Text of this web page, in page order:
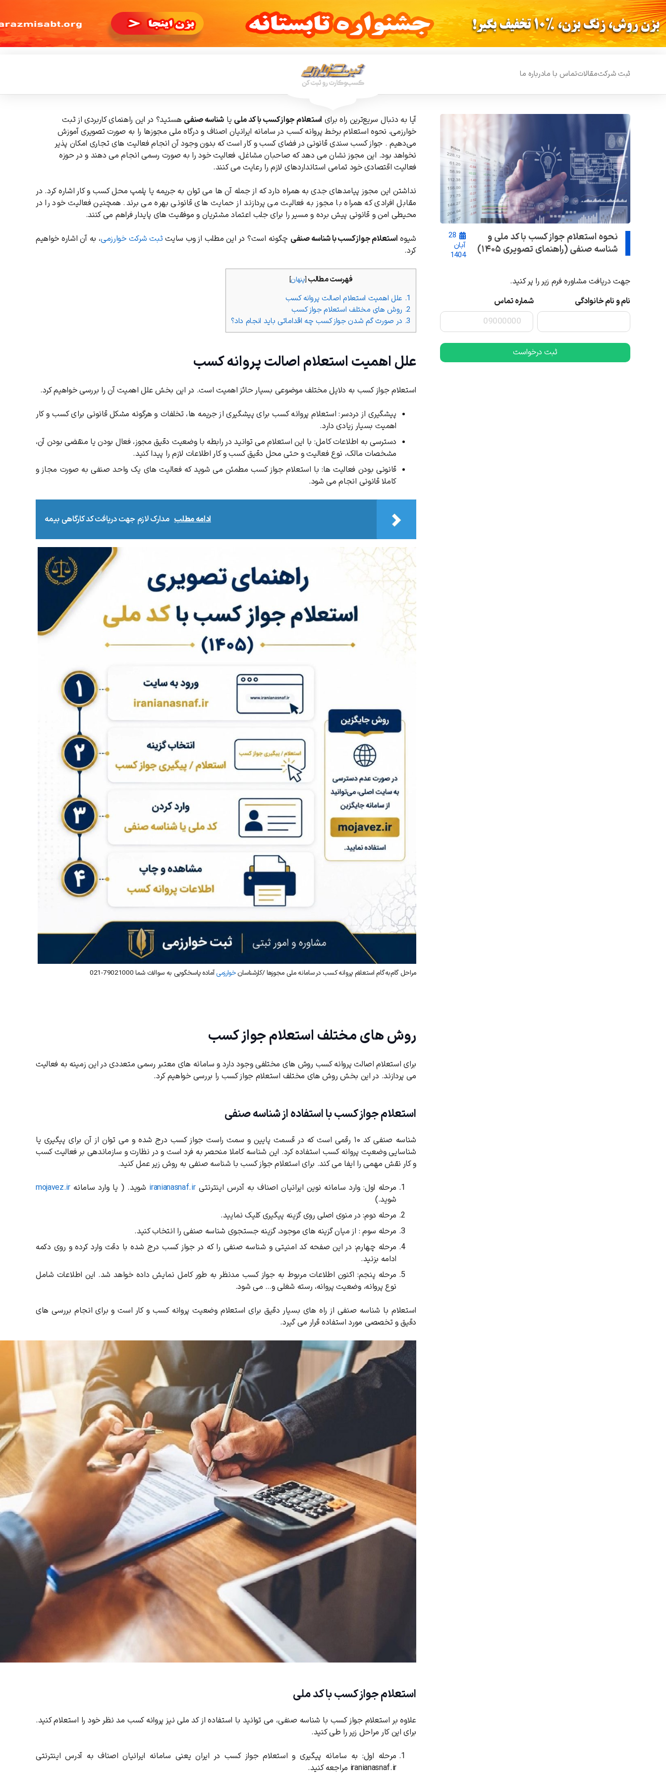
ثبت شرکتمقالاتتماس با مادرباره ما
نحوه استعلام جواز کسب با کد ملی و
شناسه صنفی (راهنمای تصویری ۱۴۰۵)
28
آبان
1404
جهت دریافت مشاوره فرم زیر را پر کنید.
نام و نام خانوادگی
شماره تماس
آیا به دنبال سریع‌ترین راه برای استعلام جواز کسب با کد ملی یا شناسه صنفی هستید؟ در این راهنمای کاربردی از ثبت
خوارزمی، نحوه استعلام برخط پروانه کسب در سامانه ایرانیان اصناف و درگاه ملی مجوزها را به صورت تصویری آموزش
می‌دهیم . جواز کسب سندی قانونی در فضای کسب و کار است که بدون وجود آن انجام فعالیت های تجاری امکان پذیر
نخواهد بود. این مجوز نشان می دهد که صاحبان مشاغل، فعالیت خود را به صورت رسمی انجام می دهند و در حوزه
فعالیت اقتصادی خود تمامی استانداردهای لازم را رعایت می کنند.
نداشتن این مجوز پیامدهای جدی به همراه دارد که از جمله آن ها می توان به جریمه یا پلمپ محل کسب و کار اشاره کرد. در
مقابل افرادی که همراه با مجوز به فعالیت می پردازند از حمایت های قانونی بهره می برند. همچنین فعالیت خود را در
محیطی امن و قانونی پیش برده و مسیر را برای جلب اعتماد مشتریان و موفقیت های پایدار فراهم می کنند.
شیوه استعلام جواز کسب با شناسه صنفی چگونه است؟ در این مطلب از وب سایت ثبت شرکت خوارزمی، به آن اشاره خواهیم
کرد.
فهرست مطالب [پنهان]
1. علل اهمیت استعلام اصالت پروانه کسب
2. روش های مختلف استعلام جواز کسب
3. در صورت گم شدن جواز کسب چه اقداماتی باید انجام داد؟
علل اهمیت استعلام اصالت پروانه کسب
استعلام جواز کسب به دلایل مختلف موضوعی بسیار حائز اهمیت است. در این بخش علل اهمیت آن را بررسی خواهیم کرد.
پیشگیری از دردسر: استعلام پروانه کسب برای پیشگیری از جریمه ها، تخلفات و هرگونه مشکل قانونی برای کسب و کار
اهمیت بسیار زیادی دارد.
دسترسی به اطلاعات کامل: با این استعلام می توانید در رابطه با وضعیت دقیق مجوز، فعال بودن یا منقضی بودن آن،
مشخصات مالک، نوع فعالیت و حتی محل دقیق کسب و کار اطلاعات لازم را پیدا کنید.
قانونی بودن فعالیت ها: با استعلام جواز کسب مطمئن می شوید که فعالیت های یک واحد صنفی به صورت مجاز و
کاملا قانونی انجام می شود.
ادامه مطلب مدارک لازم جهت دریافت کد کارگاهی بیمه
مراحل گام‌به‌گام استعلام پروانه کسب در سامانه ملی مجوزها /کارشناسانخوارزمیآماده پاسخگویی به سوالات شما 79021000-021
روش های مختلف استعلام جواز کسب
برای استعلام اصالت پروانه کسب روش های مختلفی وجود دارد و سامانه های معتبر رسمی متعددی در این زمینه به فعالیت
می پردازند. در این بخش روش های مختلف استعلام جواز کسب را بررسی خواهیم کرد.
استعلام جواز کسب با استفاده از شناسه صنفی
شناسه صنفی کد ۱۰ رقمی است که در قسمت پایین و سمت راست جواز کسب درج شده و می توان از آن برای پیگیری یا
شناسایی وضعیت پروانه کسب استفاده کرد. این شناسه کاملا منحصر به فرد است و در نظارت و سازماندهی بر فعالیت کسب
و کار نقش مهمی را ایفا می کند. برای استعلام جواز کسب با شناسه صنفی به روش زیر عمل کنید.
مرحله اول: وارد سامانه نوین ایرانیان اصناف به آدرس اینترنتیiranianasnaf.ir شوید. ( یا وارد سامانهmojavez.ir
شوید.)
مرحله دوم: در منوی اصلی روی گزینه پیگیری کلیک نمایید.
مرحله سوم : از میان گزینه های موجود، گزینه جستجوی شناسه صنفی را انتخاب کنید.
مرحله چهارم: در این صفحه کد امنیتی و شناسه صنفی را که در جواز کسب درج شده با دقت وارد کرده و روی دکمه
ادامه بزنید.
مرحله پنجم: اکنون اطلاعات مربوط به جواز کسب مدنظر به طور کامل نمایش داده خواهد شد. این اطلاعات شامل
نوع پروانه، وضعیت پروانه، رسته شغلی و… می شود.
استعلام با شناسه صنفی از راه های بسیار دقیق برای استعلام وضعیت پروانه کسب و کار است و برای انجام بررسی های
دقیق و تخصصی مورد استفاده قرار می گیرد.
استعلام جواز کسب با کد ملی
علاوه بر استعلام جواز کسب با شناسه صنفی، می توانید با استفاده از کد ملی نیز پروانه کسب مد نظر خود را استعلام کنید.
برای این کار مراحل زیر را طی کنید.
مرحله اول: به سامانه پیگیری و استعلام جواز کسب در ایران یعنی سامانه ایرانیان اصناف به آدرس اینترنتی
iranianasnaf.ir مراجعه کنید.
دریافت مجدد کد: 00:59